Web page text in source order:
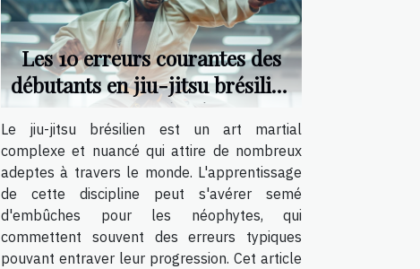
Les 10 erreurs courantes des
débutants en jiu-jitsu brésilien
et comment les éviter
Le jiu-jitsu brésilien est un art martial
complexe et nuancé qui attire de nombreux
adeptes à travers le monde. L'apprentissage
de cette discipline peut s'avérer semé
d'embûches pour les néophytes, qui
commettent souvent des erreurs typiques
pouvant entraver leur progression. Cet article